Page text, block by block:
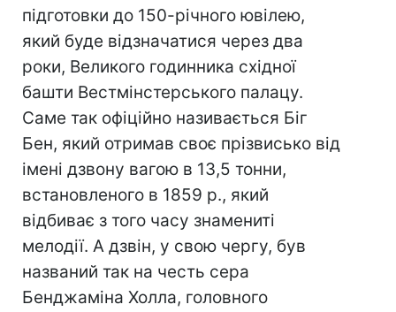
підготовки до 150-річного ювілею,
який буде відзначатися через два
роки, Великого годинника східної
башти Вестмінстерського палацу.
Саме так офіційно називається Біг
Бен, який отримав своє прізвисько від
імені дзвону вагою в 13,5 тонни,
встановленого в 1859 р., який
відбиває з того часу знамениті
мелодії. А дзвін, у свою чергу, був
названий так на честь сера
Бенджаміна Холла, головного